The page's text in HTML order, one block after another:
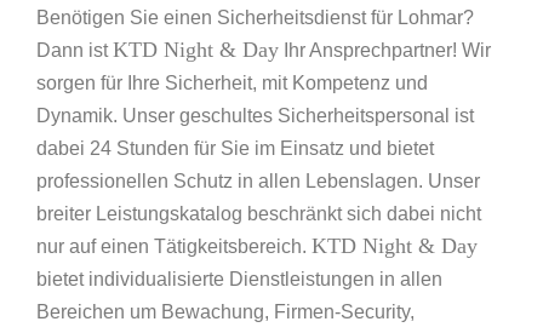
Benötigen Sie einen Sicherheitsdienst für Lohmar?
Dann istKTD Night & Day Ihr Ansprechpartner! Wir
sorgen für Ihre Sicherheit, mit Kompetenz und
Dynamik. Unser geschultes Sicherheitspersonal ist
dabei 24 Stunden für Sie im Einsatz und bietet
professionellen Schutz in allen Lebenslagen. Unser
breiter Leistungskatalog beschränkt sich dabei nicht
nur auf einen Tätigkeitsbereich. KTD Night & Day
bietet individualisierte Dienstleistungen in allen
Bereichen um Bewachung, Firmen-Security,